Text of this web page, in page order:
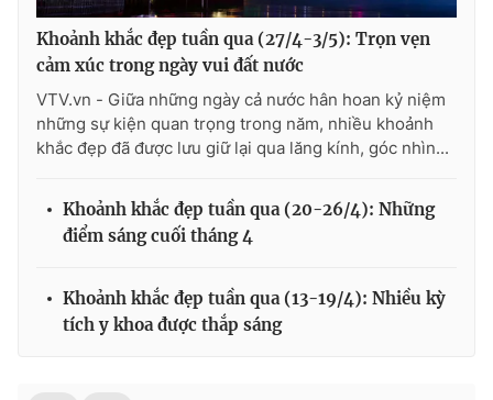
Khoảnh khắc đẹp tuần qua (27/4-3/5): Trọn vẹn
cảm xúc trong ngày vui đất nước
VTV.vn - Giữa những ngày cả nước hân hoan kỷ niệm
những sự kiện quan trọng trong năm, nhiều khoảnh
khắc đẹp đã được lưu giữ lại qua lăng kính, góc nhìn...
Khoảnh khắc đẹp tuần qua (20-26/4): Những
điểm sáng cuối tháng 4
Khoảnh khắc đẹp tuần qua (13-19/4): Nhiều kỳ
tích y khoa được thắp sáng